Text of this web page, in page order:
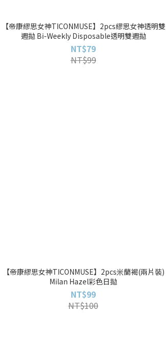
【帝康繆思女神TICONMUSE】2pcs繆思女神透明雙
週拋 Bi-Weekly Disposable透明雙週拋
NT$79
NT$99
【帝康繆思女神TICONMUSE】2pcs米蘭褐(兩片裝)
Milan Hazel彩色日拋
NT$99
NT$100